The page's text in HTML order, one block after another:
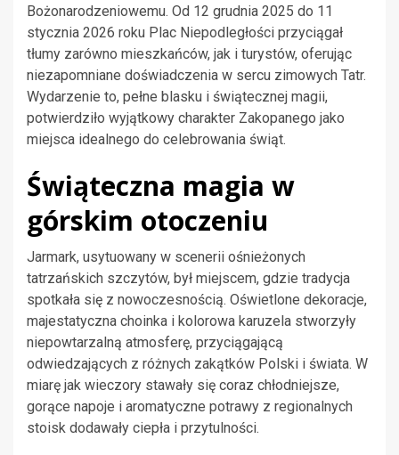
Bożonarodzeniowemu. Od 12 grudnia 2025 do 11
stycznia 2026 roku Plac Niepodległości przyciągał
tłumy zarówno mieszkańców, jak i turystów, oferując
niezapomniane doświadczenia w sercu zimowych Tatr.
Wydarzenie to, pełne blasku i świątecznej magii,
potwierdziło wyjątkowy charakter Zakopanego jako
miejsca idealnego do celebrowania świąt.
Świąteczna magia w
górskim otoczeniu
Jarmark, usytuowany w scenerii ośnieżonych
tatrzańskich szczytów, był miejscem, gdzie tradycja
spotkała się z nowoczesnością. Oświetlone dekoracje,
majestatyczna choinka i kolorowa karuzela stworzyły
niepowtarzalną atmosferę, przyciągającą
odwiedzających z różnych zakątków Polski i świata. W
miarę jak wieczory stawały się coraz chłodniejsze,
gorące napoje i aromatyczne potrawy z regionalnych
stoisk dodawały ciepła i przytulności.